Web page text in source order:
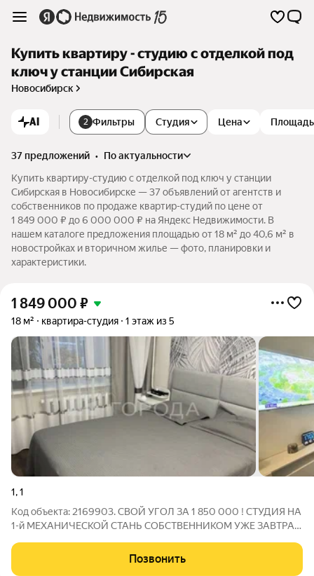
Купить квартиру - студию с отделкой под
ключ у станции Сибирская
Новосибирск
AI 2 Фильтры Студия Цена Площадь
37 предложений •
по актуальности
Купить квартиру-студию с отделкой под ключ у станции
Сибирская в Новосибирске — 37 объявлений от агентств и
собственников по продаже квартир-студий по цене от
1 849 000 ₽ до 6 000 000 ₽ на Яндекс Недвижимости. В
нашем каталоге предложения площадью от 18 м² до 40,6 м² в
новостройках и вторичном жилье — фото, планировки и
характеристики.
1 849 000 ₽
18 м² квартира-студия 1 этаж из 5
1,1
Код объекта: 2169903. СВОЙ УГОЛ ЗА 1 850 000 ! СТУДИЯ НА
1-й МЕХАНИЧЕСКОЙ СТАНЬ СОБСТВЕННИКОМ УЖЕ ЗАВТРА!
за копейки! Квартира-студия с ремонтом за 1 850 000 рублей
это не шутка!!! Всё
Позвонить